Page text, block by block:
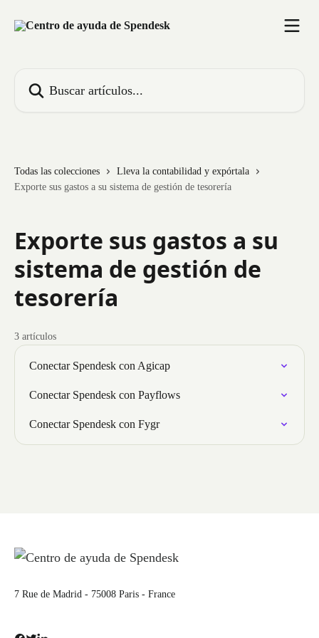
Todas las colecciones
Lleva la contabilidad y expórtala
Exporte sus gastos a su sistema de gestión de tesorería
Exporte sus gastos a su
sistema de gestión de
tesorería
3 artículos
Conectar Spendesk con Agicap
Conectar Spendesk con Payflows
Conectar Spendesk con Fygr
7 Rue de Madrid - 75008 Paris - France